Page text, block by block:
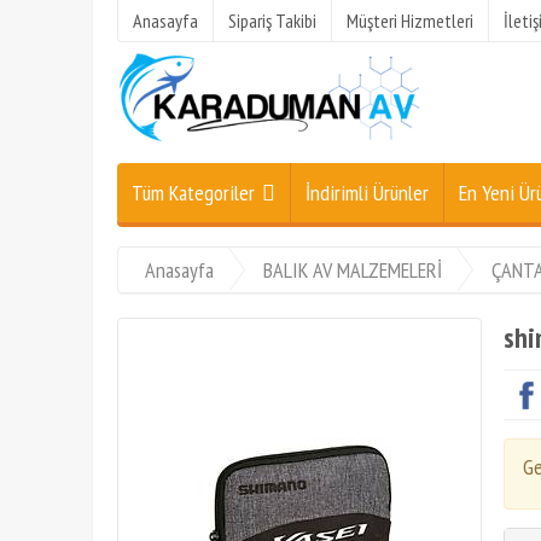
Anasayfa Sipariş Takibi Müşteri Hizmetleri
Tüm Kategoriler İndirimli Ürünler En Yeni
Anasayfa BALIK AV MALZEMELERİ